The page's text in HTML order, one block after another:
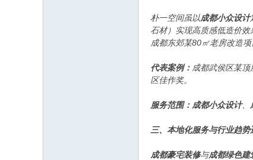
朴一空间虽以成都小众设计
石材）实现高质感低造价效
成都东郊某80㎡老房改造
代表案例： 成都武侯区某
区佳作奖。
服务范围： 成都小众设计、
三、本地化服务与行业趋势
成都豪宅装修与成都绿色建